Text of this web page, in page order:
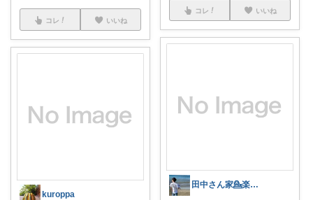
コレ いいね
kuroppa
コレ いいね
田中さん家💁楽して家事・育児🍽️🍼